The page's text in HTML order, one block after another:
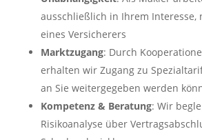
ausschließlich in Ihrem Interesse,
eines Versicherers
Marktzugang: Durch
erhalten wir Zugang zu
an Sie weitergegeben werden
Kompetenz & Beratung: Wir
Risikoanalyse über